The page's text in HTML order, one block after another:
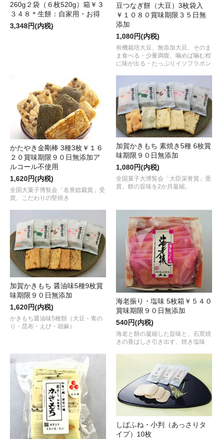
260g２袋（６枚520g）箱￥３
３４８＊生餅：自家用・お得
3,348円(内税)
豆つなぎ餅（大豆）3枚袋入
￥１０８０賞味期限３５日無
添加
1,080円(内税)
有機栽培大豆、無添加大豆、そのま
ま食べる・少量満腹。噛めば噛む程
に味が出る・たっぷりイソフラボン
かたやき金剛棒 3種3枚￥１６
２０賞味期限９０日無添加ア
ルコール不使用
1,620円(内税)
全国大菓子博覧会「名誉総裁賞」受
賞、こだわりの堅焼き
加賀かきもち 素焼き5種 6枚賞
味期限９０日無添加
1,080円(内税)
全国菓子大博覧会「大臣栄誉賞」受
賞。餅の旨味を2か月凝縮。
加賀かきもち 醤油味5種9枚賞
味期限９０日無添加
1,620円(内税)
かきもち醤油味5種類（大豆・青の
り・昆布・えび・胡麻）
海老振り・塩味 5枚箱￥５４０
賞味期限９０日無添加
540円(内税)
海老と餅の凝縮した旨味と、石窯焼
きの香ばしさ引き出す、焼き塩味
しばふね・小判（あっさりタ
イプ）10枚